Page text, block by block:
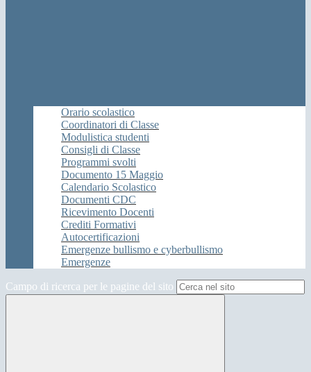
Orario scolastico
Coordinatori di Classe
Modulistica studenti
Consigli di Classe
Programmi svolti
Documento 15 Maggio
Calendario Scolastico
Documenti CDC
Ricevimento Docenti
Crediti Formativi
Autocertificazioni
Emergenze bullismo e cyberbullismo
Emergenze
Campo di ricerca per le pagine del sito